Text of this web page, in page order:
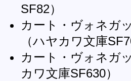
SF82）
カート・ヴォネガ
（ハヤカワ文庫
カート・ヴォネガ
カワ文庫SF630）